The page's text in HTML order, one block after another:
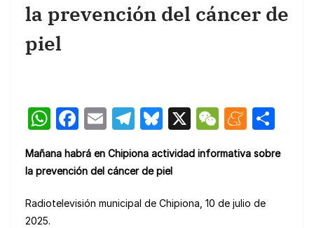
la prevención del cáncer de
piel
W
at
A
F
c
b
E
ail
T
e
gr
a
Bl
e
k
X
W
C
at
M
n
a
m
Mañana habrá en Chipiona actividad informativa sobre
la prevención del cáncer de piel
Radiotelevisión municipal de Chipiona, 10 de julio de
2025.